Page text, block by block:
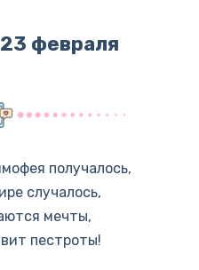
февраля
получалось,
случалось,
мечты,
пестроты!